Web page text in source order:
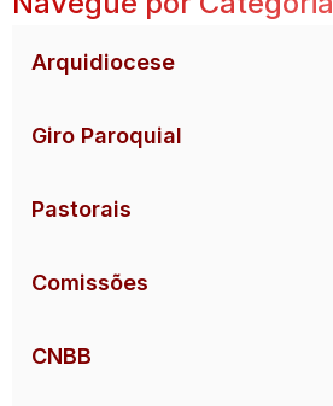
Arquidiocese
Giro Paroquial
Pastorais
Comissões
CNBB